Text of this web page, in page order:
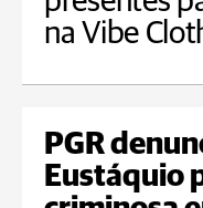
na Vibe
PGR
Eustáquio